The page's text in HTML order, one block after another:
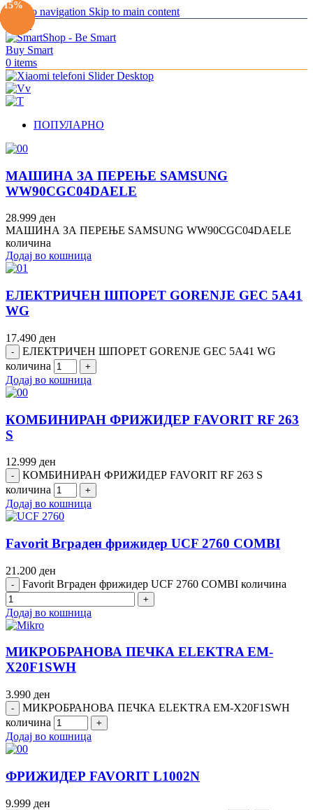
Skip to navigation Skip to main content
0 items
ПОПУЛАРНО
МАШИНА ЗА ПЕРЕЊЕ SAMSUNG
WW90CGC04DAELE
28.999 ден
МАШИНА ЗА ПЕРЕЊЕ SAMSUNG WW90CGC04DAELE
количина
Додај во кошница
ЕЛЕКТРИЧЕН ШПОРЕТ GORENJE GEC 5A41
WG
17.490 ден
ЕЛЕКТРИЧЕН ШПОРЕТ GORENJE GEC 5A41 WG
количина
Додај во кошница
КОМБИНИРАН ФРИЖИДЕР FAVORIT RF 263
S
12.999 ден
КОМБИНИРАН ФРИЖИДЕР FAVORIT RF 263 S
количина
Додај во кошница
Favorit Вграден фрижидер UCF 2760 COMBI
21.200 ден
Favorit Вграден фрижидер UCF 2760 COMBI количина
Додај во кошница
МИКРОБРАНОВА ПЕЧКА ELEKTRA EM-
X20F1SWH
3.990 ден
МИКРОБРАНОВА ПЕЧКА ELEKTRA EM-X20F1SWH
количина
Додај во кошница
ФРИЖИДЕР FAVORIT L1002N
9.999 ден
-19%
-18%
-14%
-11%
-16%
-10%
-15%